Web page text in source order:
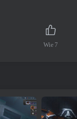
Wie 7